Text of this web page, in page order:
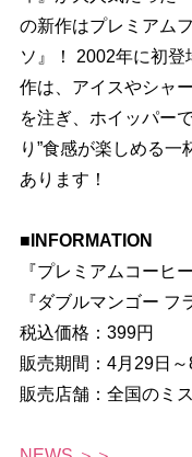
の新作はプレミアム
ソ』！ 2002年に初
作は、アイスやシャ
を注ぎ、ホイッパー
り”食感が楽しめる
あります！
■INFORMATION
『プレミアムコーヒ
『ダブルマンゴー フ
税込価格：399円
販売期間：4月29日
販売店舗：全国のミ